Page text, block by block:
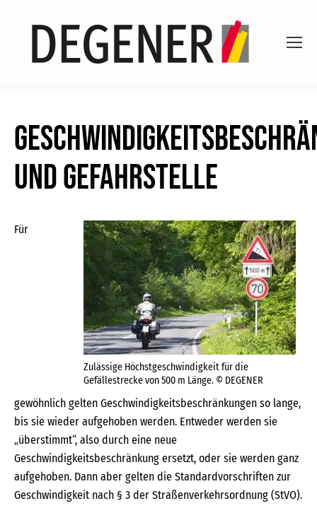
und Gefahrstelle
Zulässige Höchstgeschwindigkeit für die
Gefällestrecke von 500 m Länge. © DEGENER
Für
gewöhnlich gelten Geschwindigkeitsbeschränkungen so lange,
bis sie wieder aufgehoben werden. Entweder werden sie
„überstimmt“, also durch eine neue
Geschwindigkeitsbeschränkung ersetzt, oder sie werden ganz
aufgehoben. Dann aber gelten die Standardvorschriften zur
Geschwindigkeit nach § 3 der Straßenverkehrsordnung (StVO).